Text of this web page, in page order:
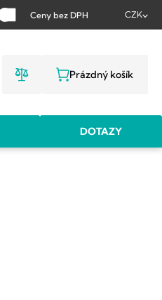
Ceny bez DPH CZK
NÁKUPNÍ
Prázdný košík
DOTAZY